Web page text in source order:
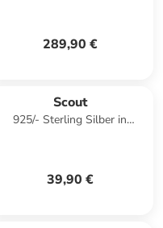
289,90 €
Scout
925/- Sterling Silber in
39,90 €